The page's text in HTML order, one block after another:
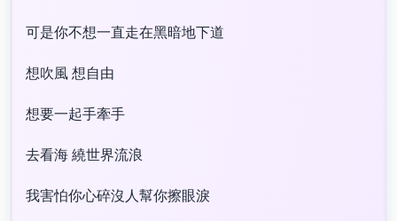
可是你不想一直走在黑暗地下道
想吹風 想自由
想要一起手牽手
去看海 繞世界流浪
我害怕你心碎沒人幫你擦眼淚